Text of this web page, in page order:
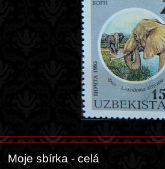
Moje sbírka - celá